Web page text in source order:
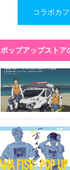
コラボカ
ポップアップストア